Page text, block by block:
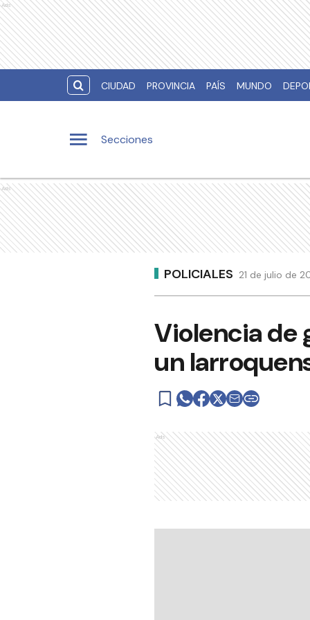
Ads
CIUDAD PROVINCIA PAÍS MUNDO
Secciones
Ads
POLICIALES 21 de julio de
Violencia de
un
Ads